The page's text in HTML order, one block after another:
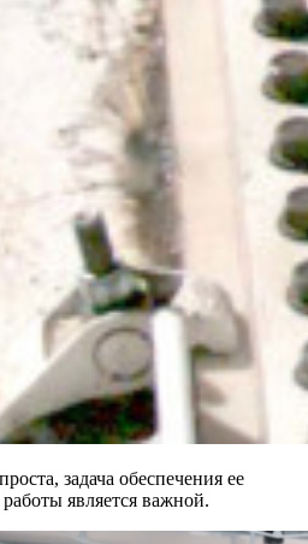
задача обеспечения ее
является важной.